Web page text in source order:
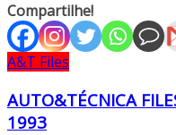
Compartilhe!
A&T Files
AUTO&TÉCNICA
1993